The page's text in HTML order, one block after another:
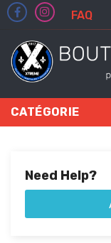
FAQ
CATÉGORIE
Need Help?